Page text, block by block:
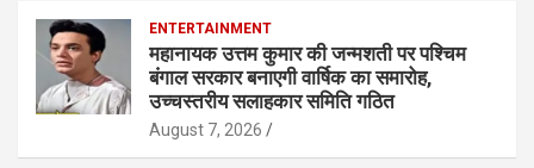
ENTERTAINMENT
महानायक उत्तम कुमार की जन्मशती पर पश्चिम
बंगाल सरकार बनाएगी वार्षिक का समारोह,
उच्चस्तरीय सलाहकार समिति गठित
August 7, 2026